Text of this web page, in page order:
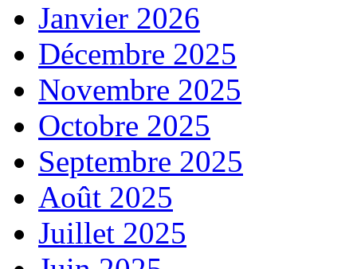
Janvier 2026
Décembre 2025
Novembre 2025
Octobre 2025
Septembre 2025
Août 2025
Juillet 2025